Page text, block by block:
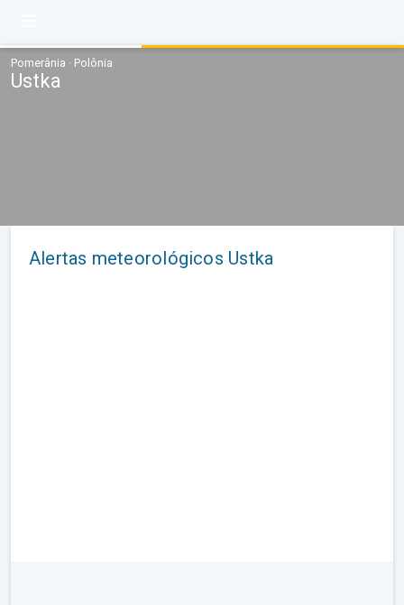
Pomerânia · Polônia
Ustka
Alertas meteorológicos Ustka